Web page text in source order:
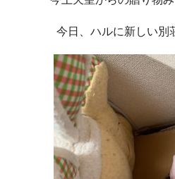
今日、ハルに新しい別